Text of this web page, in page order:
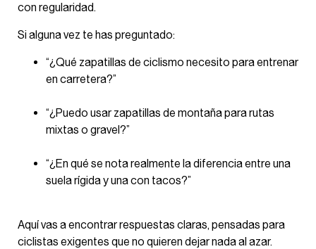
con regularidad.
Si alguna vez te has preguntado:
“¿Qué zapatillas de ciclismo necesito para entrenar
en carretera?”
“¿Puedo usar zapatillas de montaña para rutas
mixtas o gravel?”
“¿En qué se nota realmente la diferencia entre una
suela rígida y una con tacos?”
Aquí vas a encontrar respuestas claras, pensadas para
ciclistas exigentes que no quieren dejar nada al azar.